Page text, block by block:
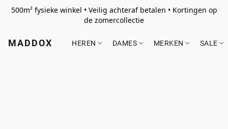
500m² fysieke winkel • Veilig achteraf betalen • Kortingen op
de zomercollectie
MADDOX HEREN DAMES MERKEN SALE